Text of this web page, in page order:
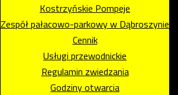
Kostrzyńskie Pompeje
Zespół pałacowo-parkowy w Dąbroszynie
Cennik
Usługi przewodnickie
Regulamin zwiedzania
Godziny otwarcia